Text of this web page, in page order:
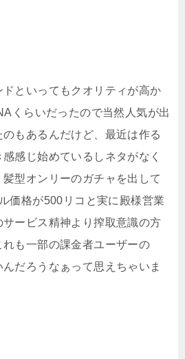
といってもクオリティが高か
くらいだったので当然人気が出
もあるんだけど、最近は作る
感じ始めているしネタがなく
型オンリーのガチャを出して
価格が500リコと実に殿様営業
サービス精神より搾取意識の方
も一部の課金者ユーザーの
だろうなぁって思えちゃいま